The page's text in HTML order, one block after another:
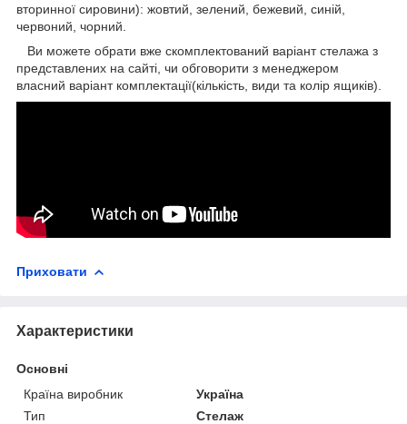
вторинної сировини): жовтий, зелений, бежевий, синій,
червоний, чорний.
Ви можете обрати вже скомплектований варіант стелажа з
представлених на сайті, чи обговорити з менеджером
власний варіант комплектації(кількість, види та колір ящиків).
Приховати
Характеристики
Основні
Країна виробник
Україна
Тип
Стелаж